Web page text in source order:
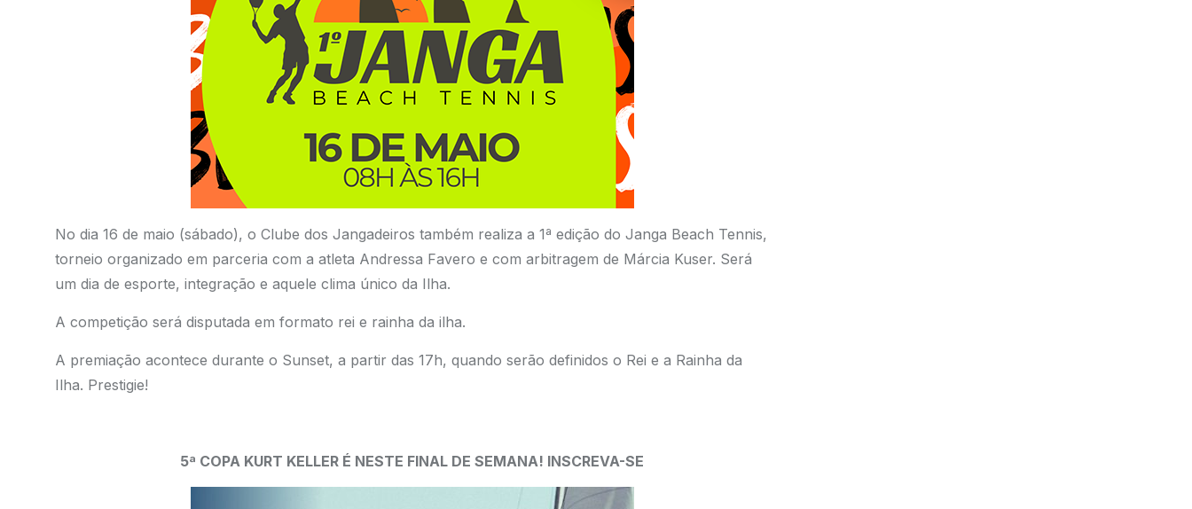
No dia 16 de maio (sábado), o Clube dos Jangadeiros também realiza a 1ª edição do Janga Beach Tennis,
torneio organizado em parceria com a atleta Andressa Favero e com arbitragem de Márcia Kuser. Será
um dia de esporte, integração e aquele clima único da Ilha.
A competição será disputada em formato rei e rainha da ilha.
A premiação acontece durante o Sunset, a partir das 17h, quando serão definidos o Rei e a Rainha da
Ilha. Prestigie!
5ª COPA KURT KELLER É NESTE FINAL DE SEMANA! INSCREVA-SE